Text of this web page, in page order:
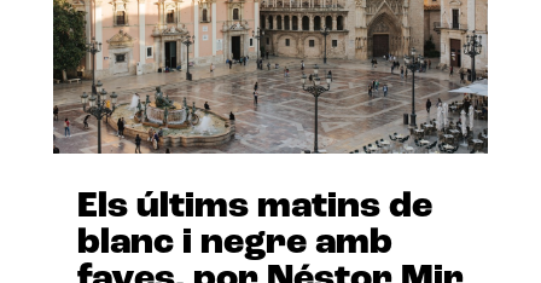
Els últims matins de
blanc i negre amb